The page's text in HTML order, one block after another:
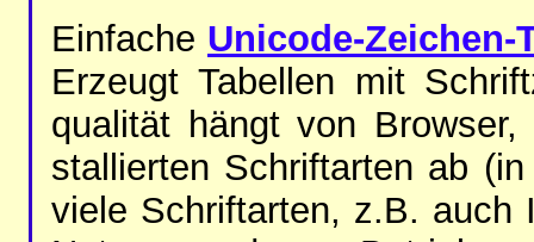
Ein­fa­che Uni­co­de-Zei­chen-
Er­zeugt Ta­bel­len mit
qua­li­tät hängt von
stal­lier­ten Schrift­ar­ten ab
vie­le Schrift­ar­ten, z.B. auch